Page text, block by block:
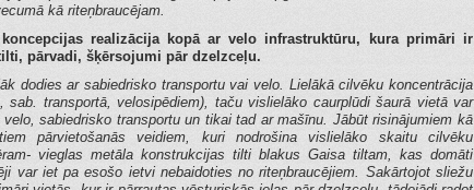
kā riteņbraucējam.
realizācija kopā ar velo infrastruktūru, kura primāri ir
pārvadi, šķērsojumi pār dzelzceļu.
dodies ar sabiedrisko transportu vai velo. Lielākā cilvēku koncentrācija
sab. transportā, velosipēdiem), taču vislielāko caurplūdi šaurā vietā var
sabiedrisko transportu un tikai tad ar mašīnu. Jābūt risinājumiem kā
pārvietošanās veidiem, kuri nodrošina vislielāko skaitu cilvēku
vieglas metāla konstrukcijas tilti blakus Gaisa tiltam, kas domāti
var iet pa esošo ietvi nebaidoties no riteņbraucējiem. Sakārtojot sliežu